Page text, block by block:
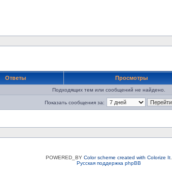
Ответы Просмотры
Подходящих тем или сообщений не найдено.
Показать сообщения за:
POWERED_BY Color scheme created with Colorize It.
Русская поддержка phpBB